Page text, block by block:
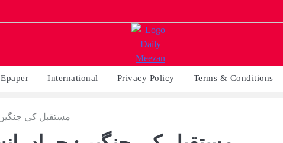
Epaper International Privacy Policy Terms & Conditions
مستقبل کی